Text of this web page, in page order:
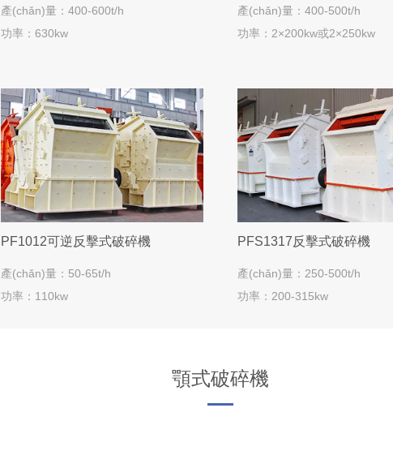
產(chǎn)量：400-600t/h
功率：630kw
產(chǎn)量：400-500t/h
功率：2×200kw或2×250kw
PF1012可逆反擊式破碎機
產(chǎn)量：50-65t/h
功率：110kw
PFS1317反擊式破碎機
產(chǎn)量：250-500t/h
功率：200-315kw
顎式破碎機